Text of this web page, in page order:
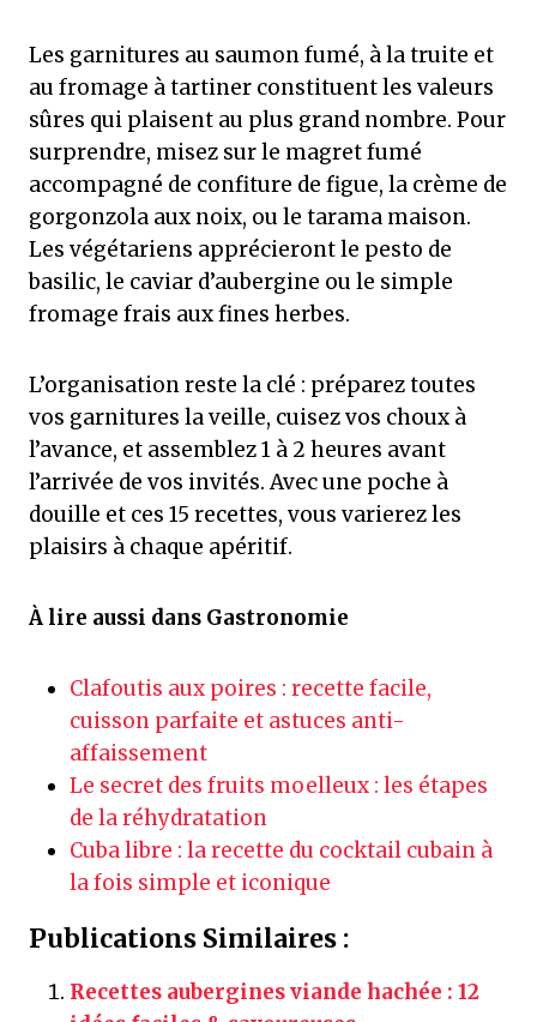
Les garnitures au saumon fumé, à la truite et
au fromage à tartiner constituent les valeurs
sûres qui plaisent au plus grand nombre. Pour
surprendre, misez sur le magret fumé
accompagné de confiture de figue, la crème de
gorgonzola aux noix, ou le tarama maison.
Les végétariens apprécieront le pesto de
basilic, le caviar d’aubergine ou le simple
fromage frais aux fines herbes.
L’organisation reste la clé : préparez toutes
vos garnitures la veille, cuisez vos choux à
l’avance, et assemblez 1 à 2 heures avant
l’arrivée de vos invités. Avec une poche à
douille et ces 15 recettes, vous varierez les
plaisirs à chaque apéritif.
À lire aussi dans Gastronomie
Clafoutis aux poires : recette facile,
cuisson parfaite et astuces anti-
affaissement
Le secret des fruits moelleux : les étapes
de la réhydratation
Cuba libre : la recette du cocktail cubain à
la fois simple et iconique
Publications Similaires :
Recettes aubergines viande hachée : 12